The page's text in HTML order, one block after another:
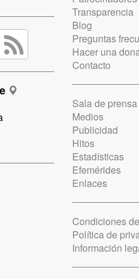
Transparencia
Blog
Preguntas
Hacer una
Contacto
Sala de prensa
Medios
Publicidad
Hitos
Estadísticas
Efemérides
Enlaces
Condiciones
Política de
Información